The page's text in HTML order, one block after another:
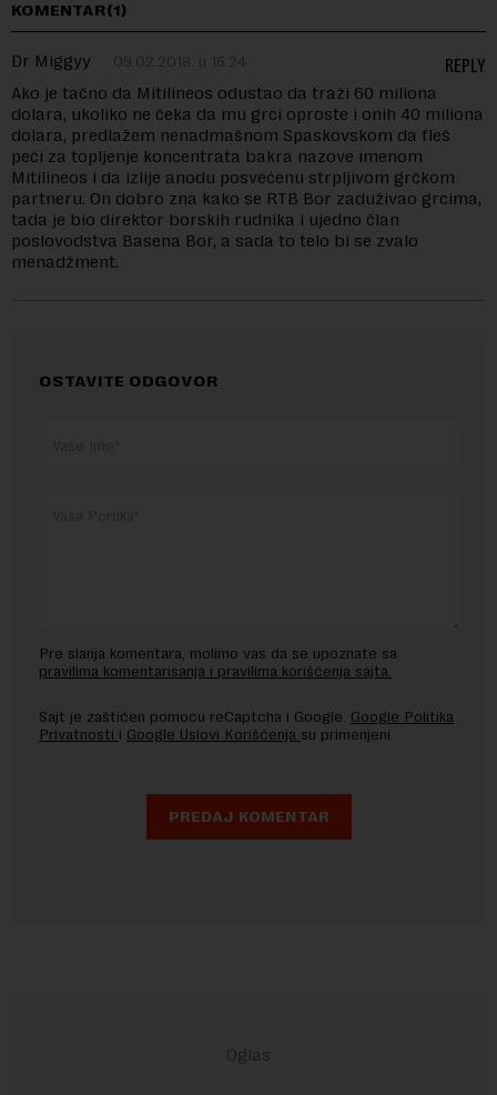
KOMENTAR(1)
Dr Miggyy 09.02.2018. u 16:24
Ako je tačno da Mitilineos odustao da traži 60 miliona
dolara, ukoliko ne čeka da mu grci oproste i onih 40 miliona
dolara, predlažem nenadmašnom Spaskovskom da fleš
peći za topljenje koncentrata bakra nazove imenom
Mitilineos i da izlije anodu posvećenu strpljivom grčkom
partneru. On dobro zna kako se RTB Bor zaduživao grcima,
tada je bio direktor borskih rudnika i ujedno član
poslovodstva Basena Bor, a sada to telo bi se zvalo
menadžment.
REPLY
OSTAVITE ODGOVOR
Pre slanja komentara, molimo vas da se upoznate sa
pravilima komentarisanja i pravilima korišćenja sajta.
Sajt je zaštićen pomocu reCaptcha i Google. Google Politika
Privatnosti i Google Uslovi Korišćenja su primenjeni.